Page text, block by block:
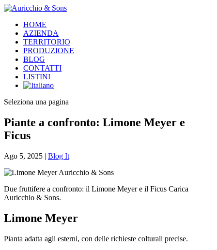
HOME
AZIENDA
TERRITORIO
PRODUZIONE
BLOG
CONTATTI
LISTINI
Seleziona una pagina
Piante a confronto: Limone Meyer e
Ficus
Ago 5, 2025 | Blog It
Due fruttifere a confronto: il Limone Meyer e il Ficus Carica
Auricchio & Sons.
Limone Meyer
Pianta adatta agli esterni, con delle richieste colturali precise.